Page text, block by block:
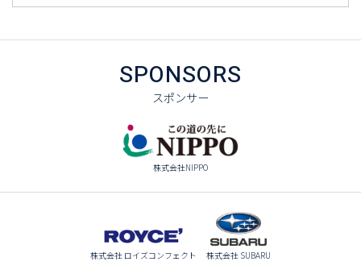
SPONSORS
スポンサー
株式会社NIPPO
株式会社 ロイズコンフェクト 株式会社 SUBARU